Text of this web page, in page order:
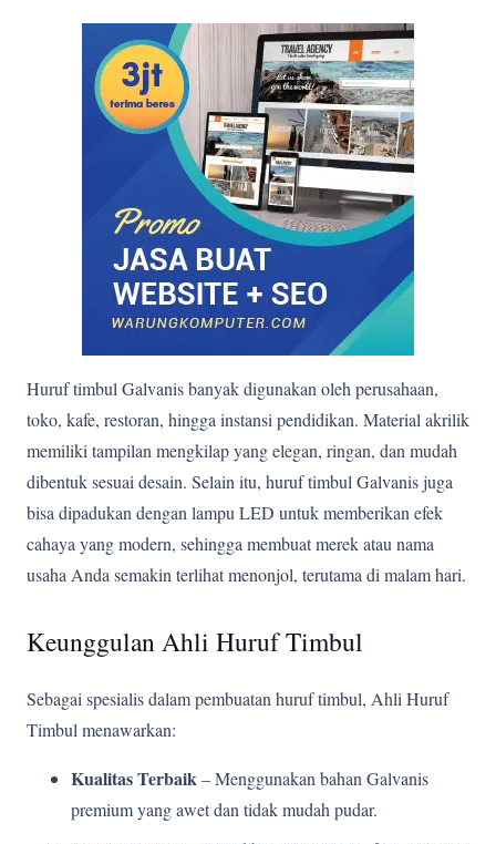
Huruf timbul Galvanis banyak digunakan oleh perusahaan,
toko, kafe, restoran, hingga instansi pendidikan. Material akrilik
memiliki tampilan mengkilap yang elegan, ringan, dan mudah
dibentuk sesuai desain. Selain itu, huruf timbul Galvanis juga
bisa dipadukan dengan lampu LED untuk memberikan efek
cahaya yang modern, sehingga membuat merek atau nama
usaha Anda semakin terlihat menonjol, terutama di malam hari.
Keunggulan Ahli Huruf Timbul
Sebagai spesialis dalam pembuatan huruf timbul, Ahli Huruf
Timbul menawarkan:
Kualitas Terbaik– Menggunakan bahan Galvanis
premium yang awet dan tidak mudah pudar.